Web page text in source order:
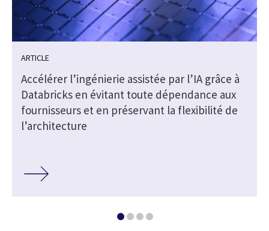
ARTICLE
Accélérer l’ingénierie assistée par l’IA grâce à
Databricks en évitant toute dépendance aux
fournisseurs et en préservant la flexibilité de
l’architecture